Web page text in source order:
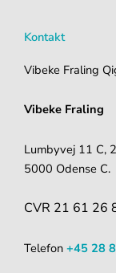
Kontakt
Vibeke Fraling
Vibeke Fraling
Lumbyvej 11 C,
5000 Odense C.
CVR 21 61 26
Telefon +45 28